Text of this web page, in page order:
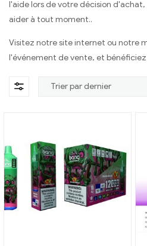
l'aide lors de votre décision d'achat,
aider à tout moment..
Visitez notre site internet ou notre
l'événement de vente, et